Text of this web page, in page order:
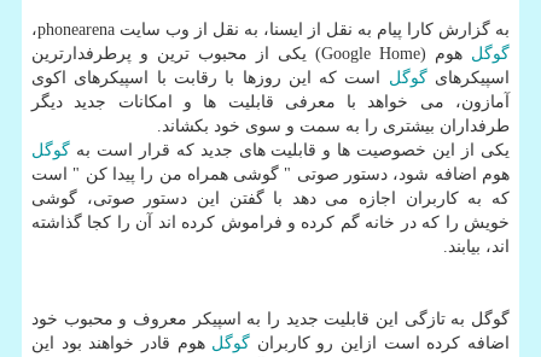
به گزارش كارا پیام به نقل از ایسنا، به نقل از وب سایت phonearena،
گوگل
هوم (Google Home) یكی از محبوب ترین و پرطرفدارترین
اسپیكرهایگوگل است كه این روزها با رقابت با اسپیكرهای اكوی
آمازون، می خواهد با معرفی قابلیت ها و امكانات جدید دیگر
طرفداران بیشتری را به سمت و سوی خود بكشاند.
یكی از این خصوصیت ها و قابلیت های جدید كه قرار است به گوگل
هوم اضافه شود، دستور صوتی " گوشی همراه من را پیدا كن " است
كه به كاربران اجازه می دهد با گفتن این دستور صوتی، گوشی
خویش را كه در خانه گم كرده و فراموش كرده اند آن را كجا گذاشته
اند، بیابند.
گوگل به تازگی این قابلیت جدید را به اسپیكر معروف و محبوب خود
اضافه كرده است ازاین رو كاربران گوگل هوم قادر خواهند بود این